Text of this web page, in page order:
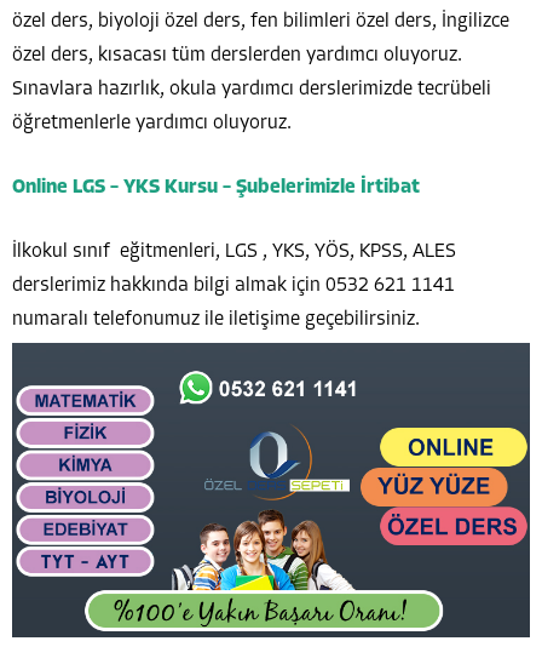
özel ders, biyoloji özel ders, fen bilimleri özel ders, İngilizce
özel ders, kısacası tüm derslerden yardımcı oluyoruz.
Sınavlara hazırlık, okula yardımcı derslerimizde tecrübeli
öğretmenlerle yardımcı oluyoruz.
Online LGS – YKS Kursu – Şubelerimizle İrtibat
İlkokul sınıf eğitmenleri, LGS , YKS, YÖS, KPSS, ALES
derslerimiz hakkında bilgi almak için 0532 621 1141
numaralı telefonumuz ile iletişime geçebilirsiniz.